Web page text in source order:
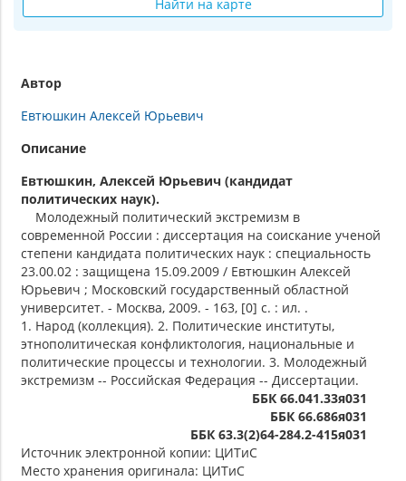
Найти на карте
Автор
Евтюшкин Алексей Юрьевич
Описание
Евтюшкин, Алексей Юрьевич (кандидат
политических наук).
Молодежный политический экстремизм в
современной России : диссертация на соискание ученой
степени кандидата политических наук : специальность
23.00.02 : защищена 15.09.2009 / Евтюшкин Алексей
Юрьевич ; Московский государственный областной
университет. - Москва, 2009. - 163, [0] с. : ил. .
1. Народ (коллекция). 2. Политические институты,
этнополитическая конфликтология, национальные и
политические процессы и технологии. 3. Молодежный
экстремизм -- Российская Федерация -- Диссертации.
ББК 66.041.33я031
ББК 66.686я031
ББК 63.3(2)64-284.2-415я031
Источник электронной копии: ЦИТиС
Место хранения оригинала: ЦИТиС